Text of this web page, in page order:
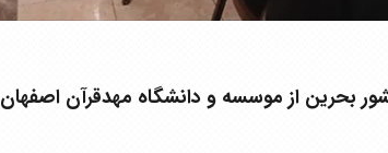
بحرین از موسسه و دانشگاه مهدقرآن اصفهان